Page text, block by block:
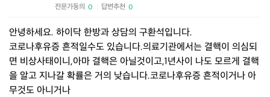
전문가동의 0 답변추천 0
안녕하세요. 하이닥 한방과 상담의 구환석입니다.
코로나후유증 흔적일수도 있습니다.의료기관에서는 결핵이 의심되
면 비상사태이니,아마 결핵은 아닐것이고,1년사이 나도 모르게 결핵
을 알고 지나갈 확률은 거의 낮습니다.코로나후유증 흔적이거나 아
무것도 아니거나